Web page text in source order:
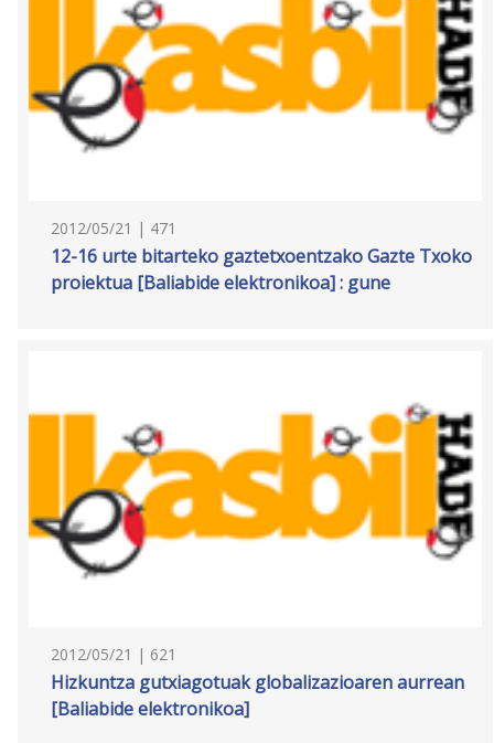
2012/05/21 | 471
12-16 urte bitarteko gaztetxoentzako Gazte Txoko
proiektua [Baliabide elektronikoa] : gune
2012/05/21 | 621
Hizkuntza gutxiagotuak globalizazioaren aurrean
[Baliabide elektronikoa]